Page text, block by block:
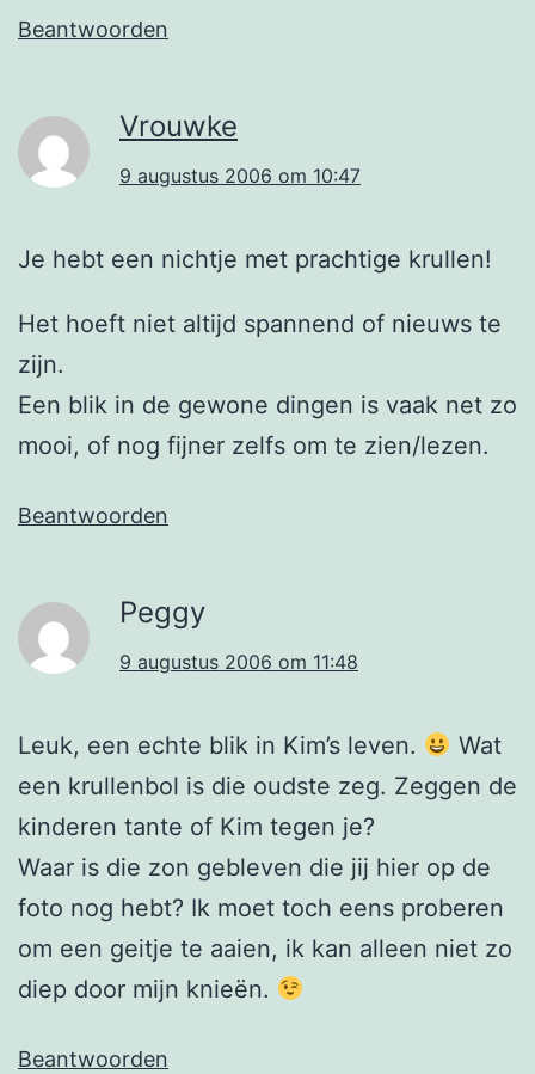
Beantwoorden
Vrouwke
9 augustus 2006 om 10:47
Je hebt een nichtje met prachtige krullen!
Het hoeft niet altijd spannend of nieuws te
zijn.
Een blik in de gewone dingen is vaak net zo
mooi, of nog fijner zelfs om te zien/lezen.
Beantwoorden
Peggy
9 augustus 2006 om 11:48
Leuk, een echte blik in Kim’s leven.
Wat
een krullenbol is die oudste zeg. Zeggen de
kinderen tante of Kim tegen je?
Waar is die zon gebleven die jij hier op de
foto nog hebt? Ik moet toch eens proberen
om een geitje te aaien, ik kan alleen niet zo
diep door mijn knieën.
Beantwoorden